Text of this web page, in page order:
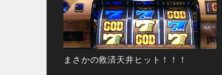
まさかの救済天井ヒット！！！